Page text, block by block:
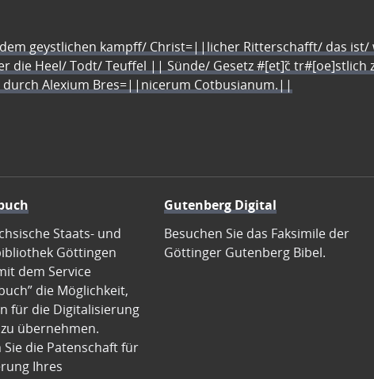
geystlichen kampff/ Christ=||licher Ritterschafft/ das
die Heel/ Todt/ Teuffel || Sünde/ Gesetz #[et]c̃
Alexium Bres=||nicerum Cotbusianum.||
Staats- und
Göttingen
dem Service
die Möglichkeit,
für die Digitalisierung
übernehmen.
die Patenschaft für
Ihres
Gutenberg Digital
Besuchen Sie das Faksimile der
Göttinger Gutenberg Bibel.